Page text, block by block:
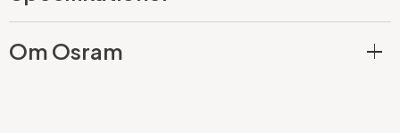
Om Osram